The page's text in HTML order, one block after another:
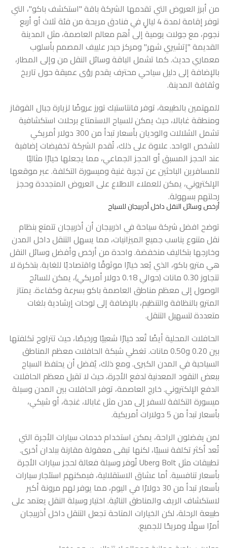
من أبرز العروض التي تقدمها الشركة باقة "استكشف باكو"، التي
توفر إقامة لمدة 4 ليالٍ في فنادق مريحة من فئة ثلاث أو أربع
نجوم، مع جولات يومية إلى أهم معالم العاصمة، مثل المدينة
القديمة "إتشيري شهر" ومركز حيدر علييف المصمم بأسلوب
معماري حديث. كما تشمل الباقة وسائل النقل من وإلى المطار،
بالإضافة إلى دليل سياحي محترف يقدم رؤى عميقة حول تاريخ
وثقافة المدينة.
للمهتمين بالطبيعة، توفر فانتاستيك تورز عروضًا لزيارة جبال القوقاز
ومنطقة غابالا، حيث يمكن للسياح الاستمتاع برحلات استكشافية
تشمل الشلالات والوديان بأسعار تبدأ من 300 دولار أمريكي
للشخص الواحد. علاوة على ذلك، تُقدم الشركة تخفيضات إضافية
عند الحجز المسبق أو الحجز الجماعي، مما يجعلها خيارًا مثاليًا
للمسافرين الباحثين عن تجربة غنية وميسورة التكلفة. عبر موقعها
الإلكتروني، يمكن للعملاء الاطلاع على العروض المتجددة وحجز
رحلتهم بسهولة.
أرخص وسائل النقل داخل أذربيجان للسياح
توضح افضل شركة سياحة في اذربيجانأن أذربيجان تتمتع بنظام
نقل متنوع يناسب جميع الميزانيات، مما يسهل التنقل داخل المدن
وخارجها بتكاليف منخفضة. واحدة من أرخص وأفضل وسائل النقل
هي مترو باكو، الذي يُعد خيارًا موثوقًا واقتصاديًا للغاية. بتذكرة لا
تتجاوز 0.30 مانات (حوالي 0.18 دولار أمريكي)، يمكن للسائح
الوصول إلى معظم مناطق العاصمة باكو بسرعة وكفاءة. يمتاز
المترو بالنظافة والتنظيم، بالإضافة إلى لوحات إرشادية بلغات
متعددة لتسهيل التنقل.
الحافلات المحلية أيضًا تُعد خيارًا شعبيًا ورخيصًا، حيث تتراوح تكلفتها
بين 0.20 و0.50 مانات. تغطي شبكة الحافلات معظم المناطق
السياحية في المدن الكبرى. ومع ذلك، يُفضل أن يحتفظ السياح
ببعض النقود المعدنية لدفع الأجرة، حيث لا تقبل معظم الحافلات
الدفع الإلكتروني. خارج العاصمة، توفر الحافلات بين المدن وسيلة
ميسورة التكلفة للسفر إلى مدن مثل غابالا، غنجة، أو شيكي،
بأسعار تبدأ من 5 دولارات أمريكية.
لمن يفضلون الراحة، يمكن استخدام خدمات سيارات الأجرة التي
تُعد أكثر تكلفة نسبيًا، لكنها تبقى معقولة مقارنة ببلدان أخرى.
تطبيقات مثل Bolt وUber تُوفر وسيلة فعالة لحجز سيارات الأجرة
بأسعار تنافسية. أما عشاق الاستقلالية، فيمكنهم استئجار سيارات
بأسعار تبدأ من 30 دولارًا في اليوم، مما يوفر لهم مرونة أكبر
لاستكشاف الريف والمناطق النائية. اختيار وسيلة النقل يعتمد على
طبيعة الرحلة، لكن الخيارات المتاحة تجعل التنقل داخل أذربيجان
أمرًا سهلًا ومريحًا للجميع.